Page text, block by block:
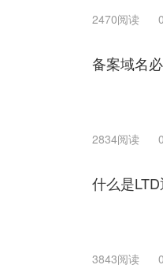
2470阅读
备案域名
2834阅读
什么是
3843阅读